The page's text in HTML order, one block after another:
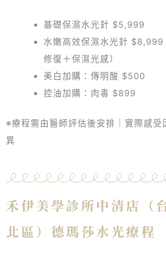
基礎保濕水光針 $5,999
水嫩高效保濕水光針 $8,999
修復＋保濕光感）
美白加購：傳明酸 $500
控油加購：肉毒 $899
※療程需由醫師評估後安排｜實際感受
異
禾伊美學診所中清店（
北區）德瑪莎水光療程